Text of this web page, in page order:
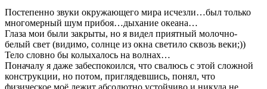
Постепенно звуки окружающего мира исчезли…был только
многомерный шум прибоя…дыхание океана…
Глаза мои были закрыты, но я видел приятный молочно-
белый свет (видимо, солнце из окна светило сквозь веки;))
Тело словно бы колыхалось на волнах…
Поначалу я даже забеспокоился, что свалюсь с этой сложной
конструкции, но потом, приглядевшись, понял, что
физическое моё лежит абсолютно устойчиво и никуда не